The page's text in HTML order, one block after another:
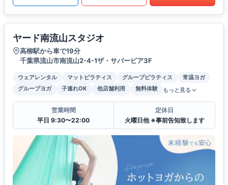
ヤード南流山スタジオ
高柳駅から車で19分
千葉県流山市南流山2-4-1ザ・サバービア3F
ウェアレンタル マットピラティス グループピラティス
常温ヨガ
グループヨガ
子連れOK 他店舗利用 無料体験 もっと見る
営業時間
平日 9:30〜22:00
定休日
火曜日他 ※事前告知致します